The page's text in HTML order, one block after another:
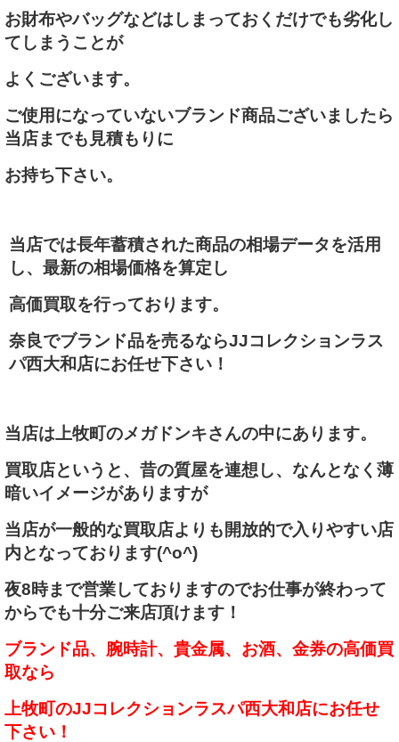
お財布やバッグなどはしまっておくだけでも劣化し
てしまうことが
よくございます。
ご使用になっていないブランド商品ございましたら
当店までも見積もりに
お持ち下さい。
当店では長年蓄積された商品の相場データを活用
し、最新の相場価格を算定し
高価買取を行っております。
奈良でブランド品を売るならJJコレクションラス
パ西大和店にお任せ下さい！
当店は上牧町のメガドンキさんの中にあります。
買取店というと、昔の質屋を連想し、なんとなく薄
暗いイメージがありますが
当店が一般的な買取店よりも開放的で入りやすい店
内となっております(^o^)
夜8時まで営業しておりますのでお仕事が終わって
からでも十分ご来店頂けます！
ブランド品、腕時計、貴金属、お酒、金券の高価買
取なら
上牧町のJJコレクションラスパ西大和店にお任せ
下さい！